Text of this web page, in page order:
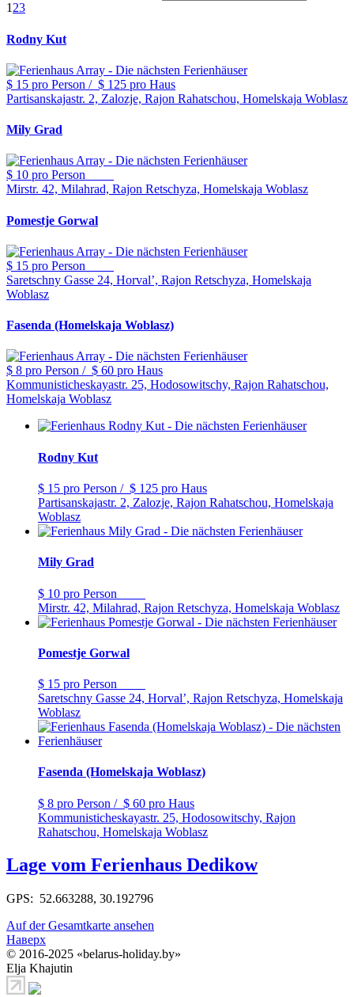
1 23
Rodny Kut
$ 15 pro Person / $ 125 pro Haus
Partisanskajastr. 2, Zalozje, Rajon Rahatschou, Homelskaja Woblasz
Mily Grad
$ 10 pro Person
Mirstr. 42, Milahrad, Rajon Retschyza, Homelskaja Woblasz
Pomestje Gorwal
$ 15 pro Person
Saretschny Gasse 24, Horval’, Rajon Retschyza, Homelskaja
Woblasz
Fasenda (Homelskaja Woblasz)
$ 8 pro Person / $ 60 pro Haus
Kommunisticheskayastr. 25, Hodosowitschy, Rajon Rahatschou,
Homelskaja Woblasz
Rodny Kut
$ 15 pro Person / $ 125 pro Haus
Partisanskajastr. 2, Zalozje, Rajon Rahatschou, Homelskaja
Woblasz
Mily Grad
$ 10 pro Person
Mirstr. 42, Milahrad, Rajon Retschyza, Homelskaja Woblasz
Pomestje Gorwal
$ 15 pro Person
Saretschny Gasse 24, Horval’, Rajon Retschyza, Homelskaja
Woblasz
Fasenda (Homelskaja Woblasz)
$ 8 pro Person / $ 60 pro Haus
Kommunisticheskayastr. 25, Hodosowitschy, Rajon
Rahatschou, Homelskaja Woblasz
Lage vom Ferienhaus Dedikow
GPS: 52.663288, 30.192796
Auf der Gesamtkarte ansehen
Наверх
© 2016-2025 «belarus-holiday.by»
Elja Khajutin